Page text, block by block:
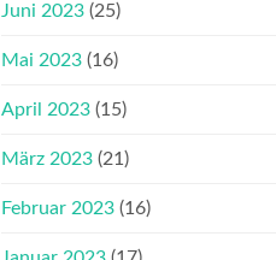
Juni 2023 (25)
Mai 2023 (16)
April 2023 (15)
März 2023 (21)
Februar 2023 (16)